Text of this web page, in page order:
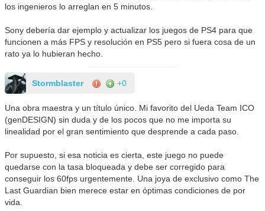
los ingenieros lo arreglan en 5 minutos.
Sony debería dar ejemplo y actualizar los juegos de PS4 para que
funcionen a más FPS y resolución en PS5 pero si fuera cosa de un
rato ya lo hubieran hecho.
Stormblaster +0
Una obra maestra y un título único. Mi favorito del Ueda Team ICO
(genDESIGN) sin duda y de los pocos que no me importa su
linealidad por el gran sentimiento que desprende a cada paso.
Por supuesto, si esa noticia es cierta, este juego no puede
quedarse con la tasa bloqueada y debe ser corregido para
conseguir los 60fps urgentemente. Una joya de exclusivo como The
Last Guardian bien merece estar en óptimas condiciones de por
vida.